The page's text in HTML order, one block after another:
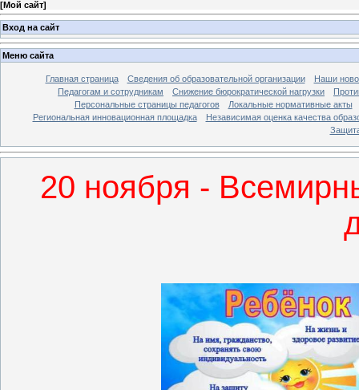
[Мой сайт]
Вход на сайт
Меню сайта
Главная страница Сведения об образовательной организации
Наши
Педагогам и сотрудникам
Снижение бюрократической нагрузки
Персональные страницы педагогов
Локальные нормативные акты
Региональная инновационная площадка
Независимая оценка качества
20 ноября -